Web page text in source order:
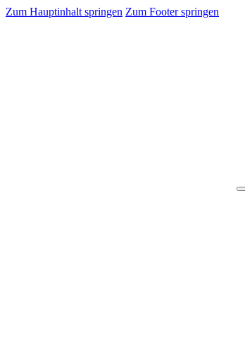
Zum Hauptinhalt springen Zum Footer springen